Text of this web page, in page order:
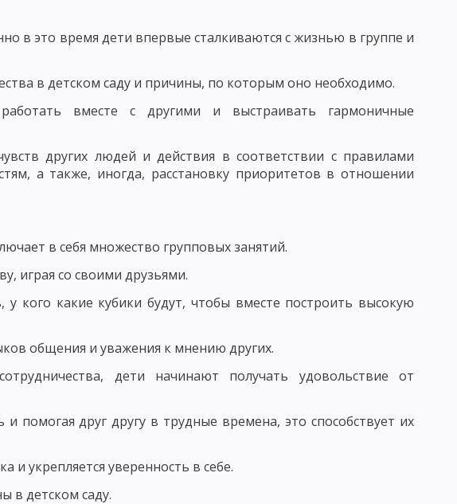
ПЕДАГОГИЧЕСКОГО ИССЛЕДОВАНИЯ
ПРОБЛЕМЫ И ОПРЕДЕЛЕНИЕ ЦЕЛИ ИССЛЕДОВАНИЯ В ПЕДАГОГИКЕ
ВЕРИФИКАЦИИ ФОРМУЛИРОВАННЫХ ГИПОТЕЗ В ПЕДАГОГИКЕ
ДЕЯТЕЛЬНОСТИ И ФУНКЦИИ ПЕДАГОГА
в это время дети впервые сталкиваются с жизнью в группе и
в детском саду и причины, по которым оно необходимо.
работать вместе с другими и выстраивать гармоничные
других людей и действия в соответствии с правилами
а также, иногда, расстановку приоритетов в отношении
в себя множество групповых занятий.
играя со своими друзьями.
кого какие кубики будут, чтобы вместе построить высокую
общения и уважения к мнению других.
дети начинают получать удовольствие от
помогая друг другу в трудные времена, это способствует их
и укрепляется уверенность в себе.
в детском саду.